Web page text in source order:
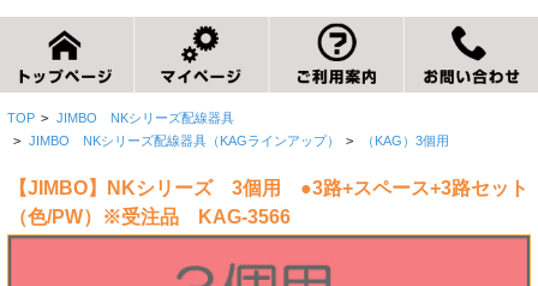
TOP > JIMBO NKシリーズ配線器具
> JIMBO NKシリーズ配線器具（KAGラインアップ） > （KAG）3個用
【JIMBO】NKシリーズ 3個用 ●3路+スペース+3路セット
（色/PW）※受注品 KAG-3566